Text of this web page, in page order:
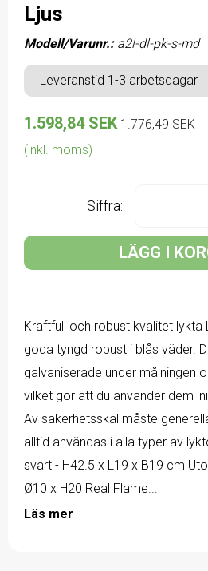
Ljus
Modell/Varunr.: a2l-dl-pk-s-md
Leveranstid 1-3 arbetsdagar
1.598,84 SEK 1.776,49 SEK
(inkl. moms)
Siffra:
LÄGG I
Kraftfull och robust kvalitet lykta
goda tyngd robust i blås väder.
galvaniserade under målningen
vilket gör att du använder dem
Av säkerhetsskäl måste
alltid användas i alla typer av
svart - H42.5 x L19 x B19 cm
Ø10 x H20 Real Flame...
Läs mer